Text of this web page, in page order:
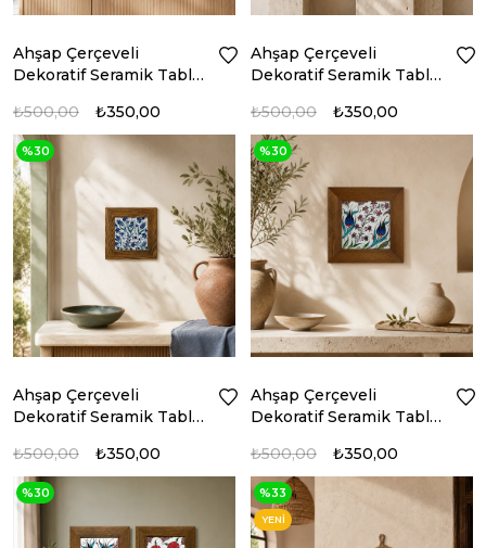
Ahşap Çerçeveli
Dekoratif Seramik Tablo
₺350,00
₺500,00
Ahşap Çerçeveli
Dekoratif Seramik Tablo
₺350,00
₺500,00
Ahşap Çerçeveli
Dekoratif Seramik Tablo
₺350,00
₺500,00
%30
Ahşap Çerçeveli
Dekoratif Seramik Tablo
₺350,00
₺500,00
%30
%30 %33
YENI
ÜRÜN